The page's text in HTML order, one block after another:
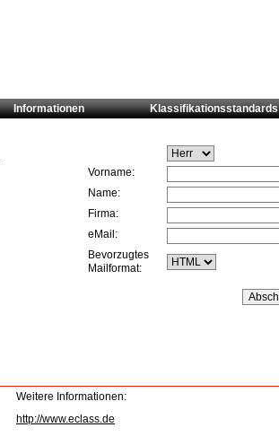
Informationen Klassifikationsstandards
Vorname:
Name:
Firma:
eMail:
Bevorzugtes
Mailformat:
Weitere Informationen:
http://www.eclass.de